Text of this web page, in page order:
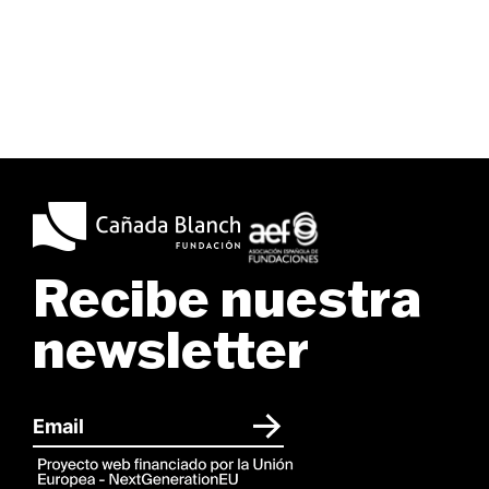
Recibe nuestra
newsletter